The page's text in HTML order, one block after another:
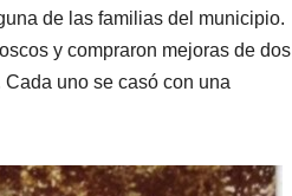
de las familias del municipio.
y compraron mejoras de dos
uno se casó con una